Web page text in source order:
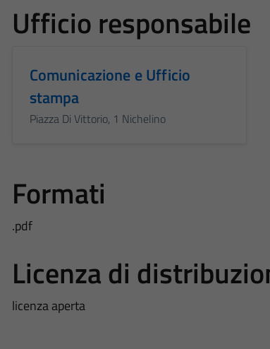
Ufficio responsabile
Comunicazione e Ufficio
stampa
Piazza Di Vittorio, 1 Nichelino
Formati
.pdf
Licenza di
licenza aperta